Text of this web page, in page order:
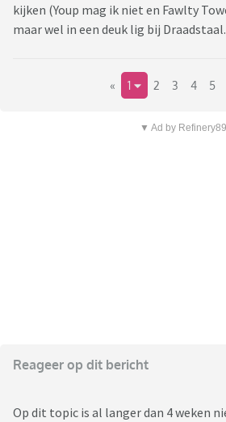
kijken (Youp mag ik niet en Fawlty
maar wel in een deuk lig bij Draadstaal.
« 1 2 3 4 5
▼ Ad by Refinery89
Reageer op dit bericht
Op dit topic is al langer dan 4 weken